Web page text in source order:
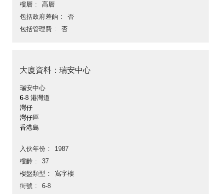
樓層
高層
包括政府差餉
否
包括管理費
否
大廈資料：瑞安中心
瑞安中心
6-8 港灣道
灣仔
灣仔區
香港島
入伙年份
1987
樓齡
37
樓盤類型
寫字樓
街號
6-8